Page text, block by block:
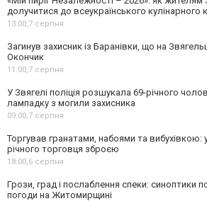
долучитися до всеукраїнського кулінарного
13:00, 7 серпня
Загинув захисник із Баранівки, що на
Окончик
11:00, 7 серпня
У Звягелі поліція розшукала 69-річного
лампадку з могили захисника
09:00, 7 серпня
Торгував гранатами, набоями та
річного торговця зброєю
18:00, 6 серпня
Грози, град і послаблення спеки: синоптики
погоди на Житомирщині